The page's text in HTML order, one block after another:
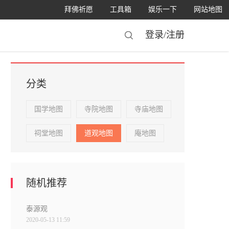
网站地图
娱乐一下
工具箱
拜佛祈愿
登录/注册
分类
国学地图 寺院地图 寺庙地图
祠堂地图 道观地图 庵地图
随机推荐
泰源观
2020-05-13 11:59